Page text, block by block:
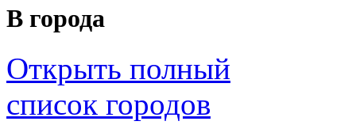
В города
Открыть полный
список городов